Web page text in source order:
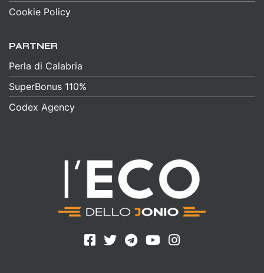
Cookie Policy
PARTNER
Perla di Calabria
SuperBonus 110%
Codex Agency